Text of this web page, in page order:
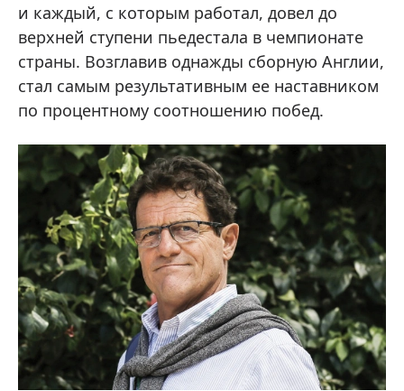
и каждый, с которым работал, довел до
верхней ступени пьедестала в чемпионате
страны. Возглавив однажды сборную Англии,
стал самым результативным ее наставником
по процентному соотношению побед.